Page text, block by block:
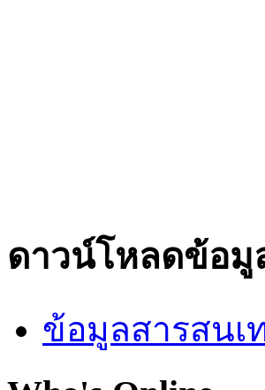
ดาวน์โหลดข้อมู
ข้อมูลสารสนเ